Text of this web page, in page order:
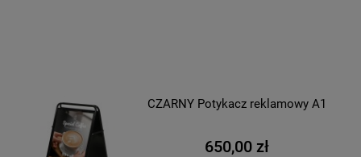
CZARNY Potykacz reklamowy A1
650,00 zł